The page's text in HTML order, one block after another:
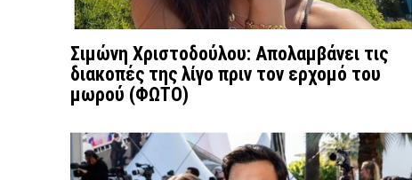
Σιμώνη Χριστοδούλου: Απολαμβάνει τις
διακοπές της λίγο πριν τον ερχομό του
μωρού (ΦΩΤΟ)